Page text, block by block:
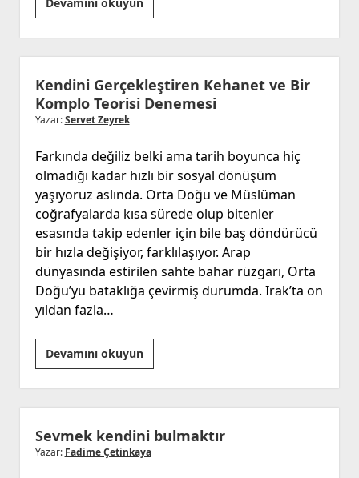
Programları
veya
Algı
Yönetimi
Kendini Gerçekleştiren Kehanet ve Bir
Komplo Teorisi Denemesi
Yazar:Servet Zeyrek
Farkında değiliz belki ama tarih boyunca hiç
olmadığı kadar hızlı bir sosyal dönüşüm
yaşıyoruz aslında. Orta Doğu ve Müslüman
coğrafyalarda kısa sürede olup bitenler
esasında takip edenler için bile baş döndürücü
bir hızla değişiyor, farklılaşıyor. Arap
dünyasında estirilen sahte bahar rüzgarı, Orta
Doğu’yu bataklığa çevirmiş durumda. Irak’ta on
yıldan fazla…
Devamını okuyunKendini
Gerçekleştiren
Kehanet
ve
Bir
Komplo
Sevmek kendini bulmaktır
Yazar: Fadime Çetinkaya